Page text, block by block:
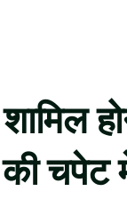
की